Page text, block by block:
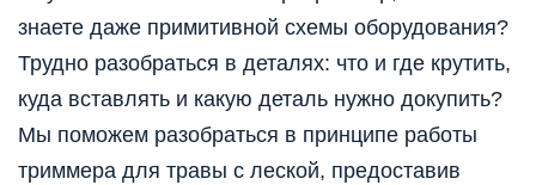
знаете даже примитивной схемы оборудования?
Трудно разобраться в деталях: что и где крутить,
куда вставлять и какую деталь нужно докупить?
Мы поможем разобраться в принципе работы
триммера для травы с леской, предоставив